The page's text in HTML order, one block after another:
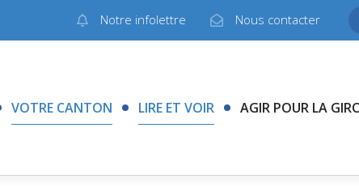
Notre infolettre Nous contacter
VOTRE CANTON LIRE ET VOIR AGIR POUR LA